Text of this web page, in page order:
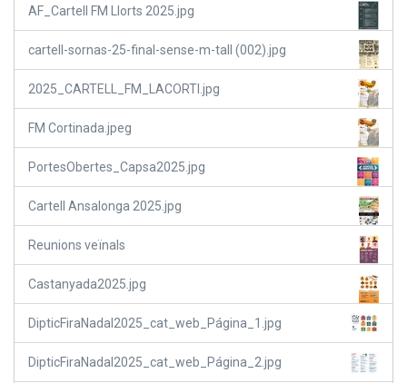
AF_Cartell FM Llorts 2025.jpg
cartell-sornas-25-final-sense-m-tall (002).jpg
2025_CARTELL_FM_LACORTI.jpg
FM Cortinada.jpeg
PortesObertes_Capsa2025.jpg
Cartell Ansalonga 2025.jpg
Reunions veïnals
Castanyada2025.jpg
DipticFiraNadal2025_cat_web_Página_1.jpg
DipticFiraNadal2025_cat_web_Página_2.jpg